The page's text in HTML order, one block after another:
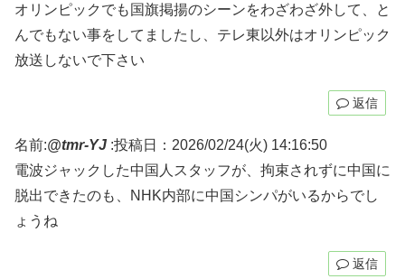
オリンピックでも国旗掲揚のシーンをわざわざ外して、と
んでもない事をしてましたし、テレ東以外はオリンピック
放送しないで下さい
返信
名前:@tmr-YJ :投稿日：2026/02/24(火) 14:16:50
電波ジャックした中国人スタッフが、拘束されずに中国に
脱出できたのも、NHK内部に中国シンパがいるからでし
ょうね
返信